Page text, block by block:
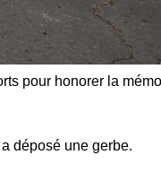
pour honorer la
déposé une gerbe.